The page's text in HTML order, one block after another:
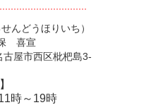
んどうほりいち）
喜宣
屋市西区枇杷島3-
時～19時